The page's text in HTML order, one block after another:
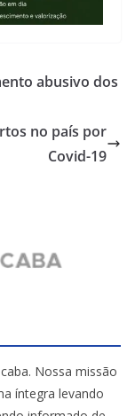
abusivo dos
no país por
Covid-19
Nossa missão
íntegra levando